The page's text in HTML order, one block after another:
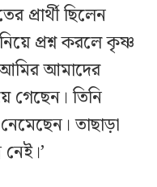
ছিলেন
প্রশ্ন করলে কৃষ্ণ
আমির আমাদের
গেছেন। তিনি
তাছাড়া